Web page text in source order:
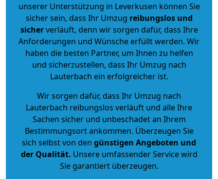
unserer Unterstützung in Leverkusen können Sie
sicher sein, dass Ihr Umzug reibungslos und
sicherverläuft, denn wir sorgen dafür, dass Ihre
Anforderungen und Wünsche erfüllt werden. Wir
haben die besten Partner, um Ihnen zu helfen
und sicherzustellen, dass Ihr Umzug nach
Lauterbach ein erfolgreicher ist.
Wir sorgen dafür, dass Ihr Umzug nach
Lauterbach reibungslos verläuft und alle Ihre
Sachen sicher und unbeschadet an Ihrem
Bestimmungsort ankommen. Überzeugen Sie
sich selbst von den günstigen Angeboten und
der Qualität. Unsere umfassender Service wird
Sie garantiert überzeugen.